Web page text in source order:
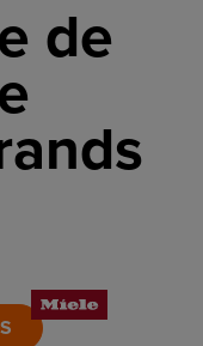
de